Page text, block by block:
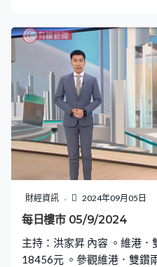
財經資訊 2024年09月05日
每日樓市 05/9/2024
主持：洪家昇 內容 。維港
18456元 。參觀維港．雙鑽